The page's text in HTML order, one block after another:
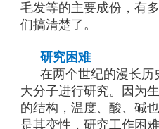
毛发等的主要成份，有
们搞清楚了。
研究困难
在两个世纪的漫长历
大分子进行研究。因为
的结构，温度、酸、碱
是其变性，研究工作困难